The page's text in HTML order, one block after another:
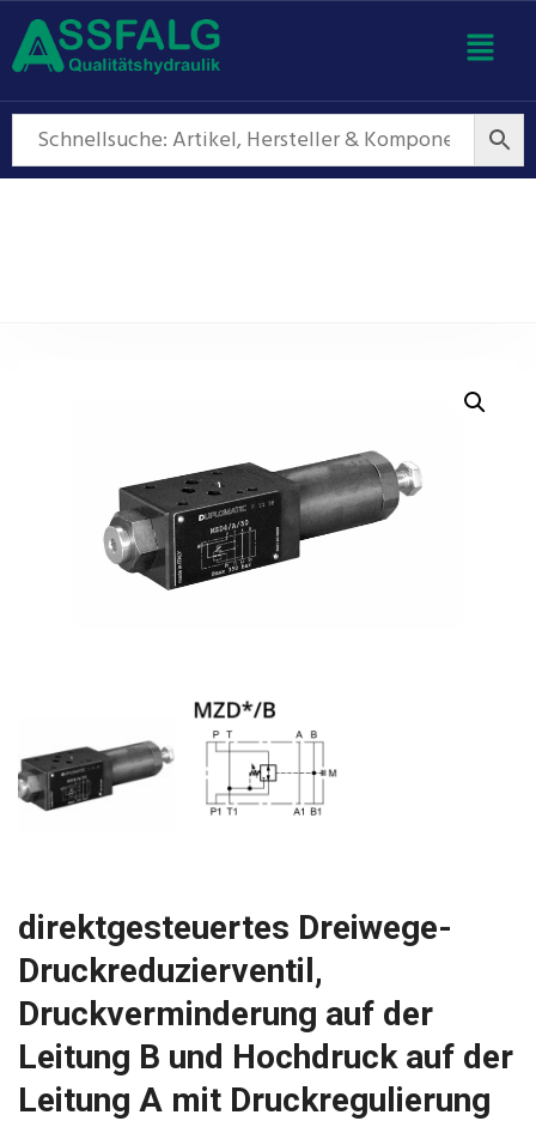
direktgesteuertes Dreiwege-
Druckreduzierventil,
Druckverminderung auf der
Leitung B und Hochdruck auf der
Leitung A mit Druckregulierung